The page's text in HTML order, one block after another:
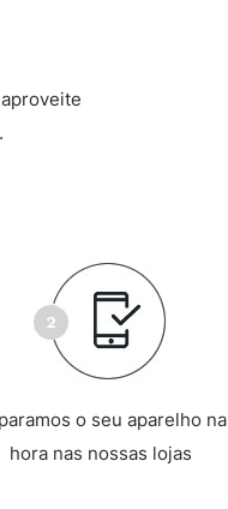
o seu aparelho na
hora nas nossas lojas